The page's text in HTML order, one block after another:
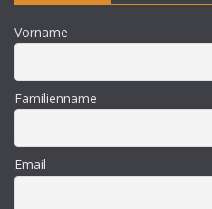
Vorname
Familienname
Email